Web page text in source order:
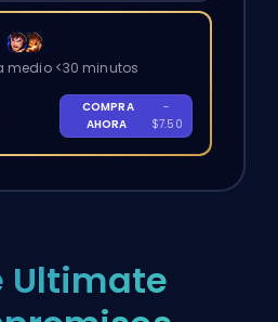
medio <30 minutos
COMPRA
AHORA
-
$7.50
Ultimate